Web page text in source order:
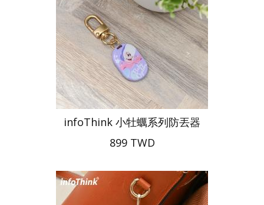
infoThink 小牡蠣系列防丟器
899 TWD